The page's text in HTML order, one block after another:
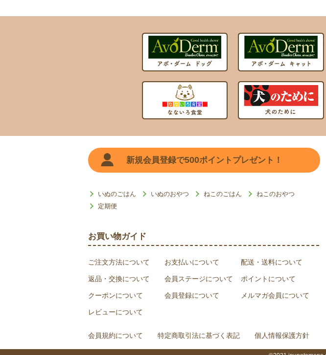
新規会員登録で500ポイントプレゼント！
いぬのごはん いぬのおやつ ねこのごはん
ねこのおやつ
定期便
お買い物ガイド
ご注文方法について お支払いについて 配送・送料について
返品・交換について 会員ステージについて ポイントについて
クーポンについて 会員登録について メルマガ会員について
レビューについて
会員規約について 特定商取引法に基づく表記 個人情報保護方針